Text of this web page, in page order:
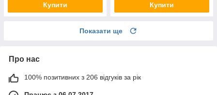
Купити Купити
Показати ще
Про нас
100% позитивних з 206 відгуків за рік